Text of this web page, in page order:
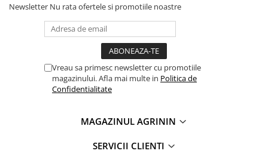
Newsletter Nu rata ofertele si promotiile noastre
Vreau sa primesc newsletter cu promotiile
magazinului. Afla mai multe in Politica de
Confidentialitate
MAGAZINUL AGRININ
SERVICII CLIENTI